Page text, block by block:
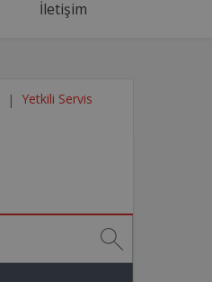
İletişim
Yetkili Servis